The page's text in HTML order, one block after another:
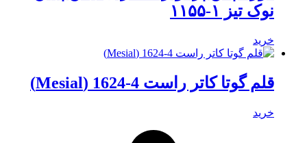
نوک تیز ۱-۱۱۵۵
خرید
قلم گوتا کاتر راست 4-1624 (Mesial)
خرید